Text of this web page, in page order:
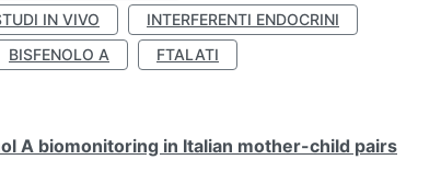
IN VIVO
INTERFERENTI ENDOCRINI
BISFENOLO A
FTALATI
A biomonitoring in Italian mother-child pairs